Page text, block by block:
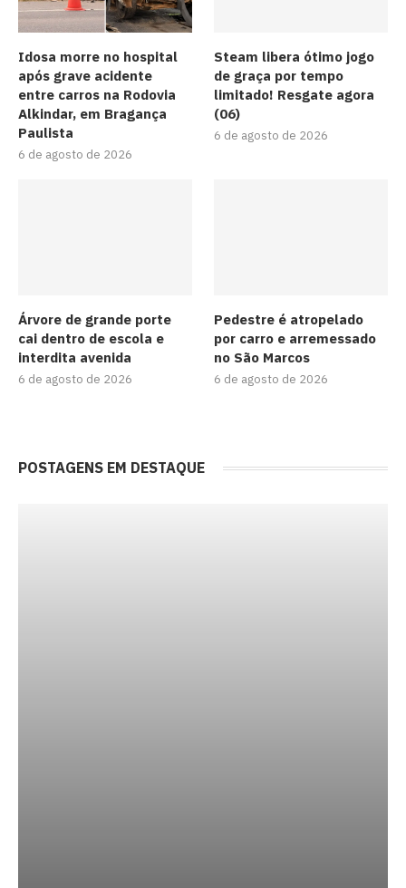
Idosa morre no hospital
após grave acidente
entre carros na Rodovia
Alkindar, em Bragança
Paulista
6 de agosto de 2026
Steam libera ótimo jogo
de graça por tempo
limitado! Resgate agora
(06)
6 de agosto de 2026
Árvore de grande porte
cai dentro de escola e
interdita avenida
6 de agosto de 2026
Pedestre é atropelado
por carro e arremessado
no São Marcos
6 de agosto de 2026
POSTAGENS EM DESTAQUE